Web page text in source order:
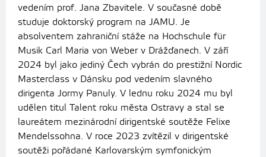
vedením prof. Jana Zbavitele. V současné době
studuje doktorský program na JAMU. Je
absolventem zahraniční stáže na Hochschule für
Musik Carl Maria von Weber v Drážďanech. V září
2024 byl jako jediný Čech vybrán do prestižní Nordic
Masterclass v Dánsku pod vedením slavného
dirigenta Jormy Panuly. V lednu roku 2024 mu byl
udělen titul Talent roku města Ostravy a stal se
laureátem mezinárodní dirigentské soutěže Felixe
Mendelssohna. V roce 2023 zvítězil v dirigentské
soutěži pořádané Karlovarským symfonickým